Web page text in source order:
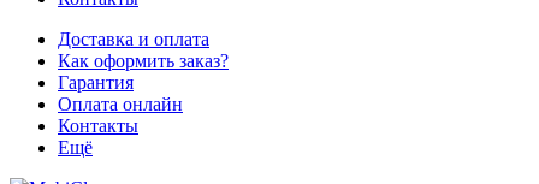
Доставка и оплата
Как оформить заказ?
Гарантия
Оплата онлайн
Контакты
Ещё